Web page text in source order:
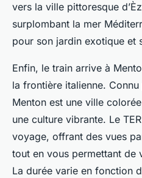
vers la ville pittoresque
surplombant la mer
pour son jardin exotique et
Enfin, le train arrive à
la frontière italienne.
Menton est une ville
une culture vibrante. Le
voyage, offrant des vues
tout en vous permettant de
La durée varie en fonction